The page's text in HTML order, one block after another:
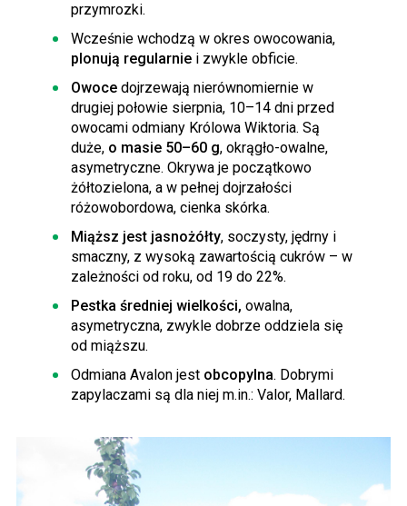
przymrozki.
Wcześnie wchodzą w okres owocowania,
plonują regularnie i zwykle obficie.
Owoce dojrzewają nierównomiernie w
drugiej połowie sierpnia, 10–14 dni przed
owocami odmiany Królowa Wiktoria. Są
duże, o masie 50–60 g, okrągło-owalne,
asymetryczne. Okrywa je początkowo
żółtozielona, a w pełnej dojrzałości
różowobordowa, cienka skórka.
Miąższ jest jasnożółty, soczysty, jędrny i
smaczny, z wysoką zawartością cukrów – w
zależności od roku, od 19 do 22%.
Pestka średniej wielkości, owalna,
asymetryczna, zwykle dobrze oddziela się
od miąższu.
Odmiana Avalon jest obcopylna. Dobrymi
zapylaczami są dla niej m.in.: Valor, Mallard.